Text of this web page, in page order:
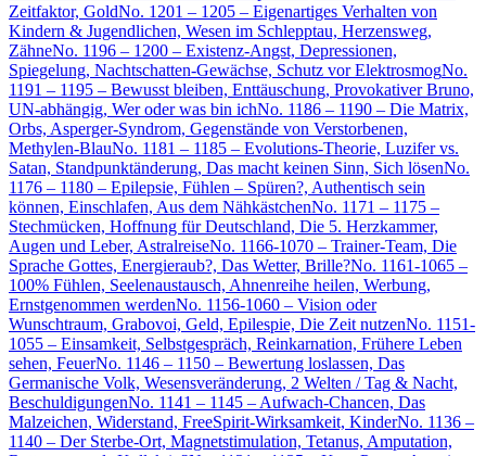
Zeitfaktor, GoldNo. 1201 – 1205 – Eigenartiges Verhalten von
Kindern & Jugendlichen, Wesen im Schlepptau, Herzensweg,
ZähneNo. 1196 – 1200 – Existenz-Angst, Depressionen,
Spiegelung, Nachtschatten-Gewächse, Schutz vor ElektrosmogNo.
1191 – 1195 – Bewusst bleiben, Enttäuschung, Provokativer Bruno,
UN-abhängig, Wer oder was bin ichNo. 1186 – 1190 – Die Matrix,
Orbs, Asperger-Syndrom, Gegenstände von Verstorbenen,
Methylen-BlauNo. 1181 – 1185 – Evolutions-Theorie, Luzifer vs.
Satan, Standpunktänderung, Das macht keinen Sinn, Sich lösenNo.
1176 – 1180 – Epilepsie, Fühlen – Spüren?, Authentisch sein
können, Einschlafen, Aus dem NähkästchenNo. 1171 – 1175 –
Stechmücken, Hoffnung für Deutschland, Die 5. Herzkammer,
Augen und Leber, AstralreiseNo. 1166-1070 – Trainer-Team, Die
Sprache Gottes, Energieraub?, Das Wetter, Brille?No. 1161-1065 –
100% Fühlen, Seelenaustausch, Ahnenreihe heilen, Werbung,
Ernstgenommen werdenNo. 1156-1060 – Vision oder
Wunschtraum, Grabovoi, Geld, Epilespie, Die Zeit nutzenNo. 1151-
1055 – Einsamkeit, Selbstgespräch, Reinkarnation, Frühere Leben
sehen, FeuerNo. 1146 – 1150 – Bewertung loslassen, Das
Germanische Volk, Wesensveränderung, 2 Welten / Tag & Nacht,
BeschuldigungenNo. 1141 – 1145 – Aufwach-Chancen, Das
Malzeichen, Widerstand, FreeSpirit-Wirksamkeit, KinderNo. 1136 –
1140 – Der Sterbe-Ort, Magnetstimulation, Tetanus, Amputation,